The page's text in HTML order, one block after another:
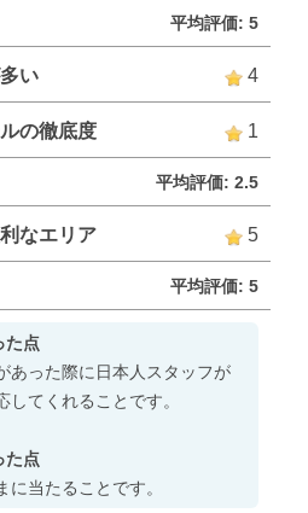
平均評価: 5
い 4
の徹底度 1
平均評価: 2.5
なエリア 5
平均評価: 5
た点
あった際に日本人スタッフが
してくれることです。
た点
に当たることです。